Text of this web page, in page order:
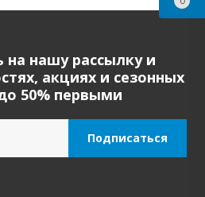
нашу рассылку и
акциях и сезонных
50% первыми